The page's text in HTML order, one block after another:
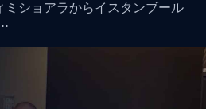
ミショアラからイスタンブール